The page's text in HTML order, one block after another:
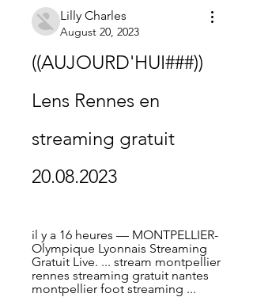
Lilly Charles
August 20, 2023
((AUJOURD'HUI###))
Lens Rennes en
streaming gratuit
20.08.2023
il y a 16 heures — MONTPELLIER-
Olympique Lyonnais Streaming
Gratuit Live. ... stream montpellier
rennes streaming gratuit nantes
montpellier foot streaming ...